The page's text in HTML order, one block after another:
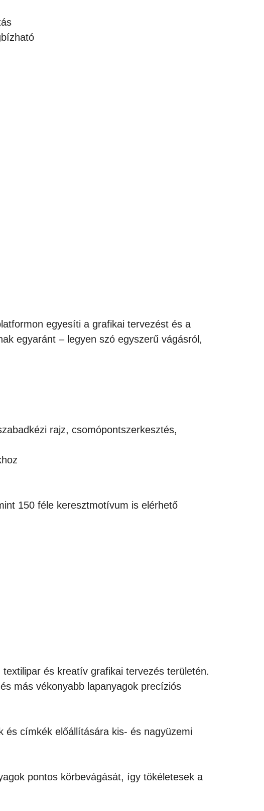
egyesíti a grafikai tervezést és a
egyaránt – legyen szó egyszerű vágásról,
rajz, csomópontszerkesztés,
150 féle keresztmotívum is elérhető
és kreatív grafikai tervezés területén.
más vékonyabb lapanyagok precíziós
és címkék előállítására kis- és nagyüzemi
pontos körbevágását, így tökéletesek a